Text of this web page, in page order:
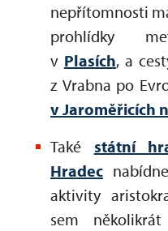
nepřítomnosti
prohlídky
v Plasích, a
z Vrabna po
v Jaroměřicích
Také státní
Hradec
aktivity
sem